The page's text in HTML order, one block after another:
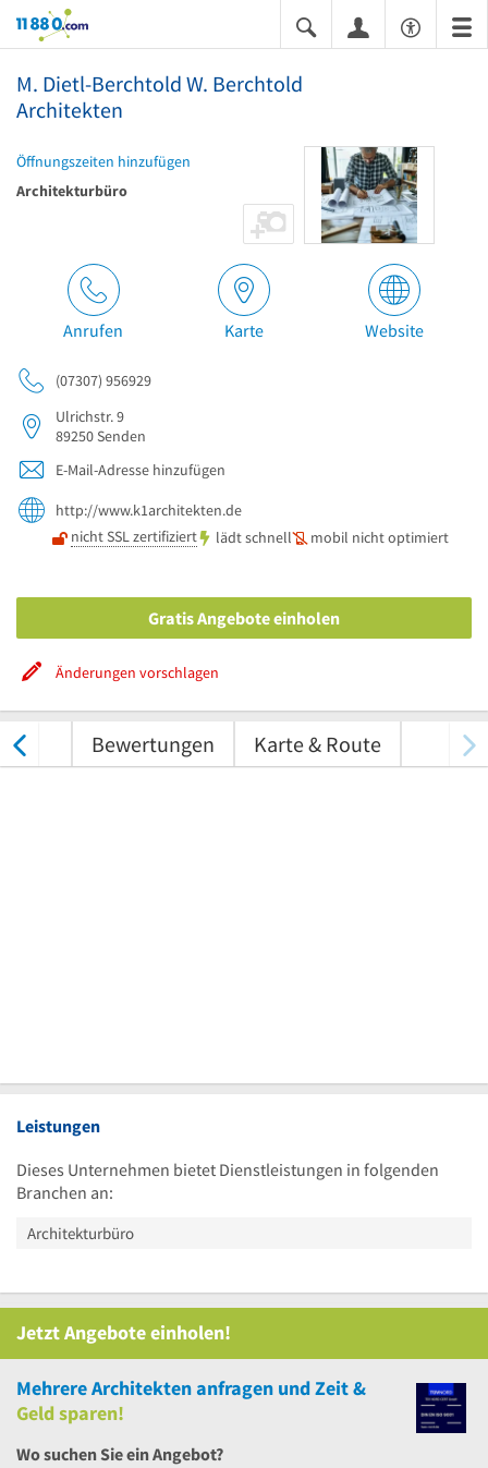
11880.com
M. Dietl-Berchtold W. Berchtold
Architekten
Öffnungszeiten hinzufügen
Architekturbüro
Anrufen Karte Website
(07307) 956929
Ulrichstr. 9
89250Senden
E-Mail-Adresse hinzufügen
http://www.k1architekten.de
nicht SSL zertifiziert
lädt schnell mobil nicht optimiert
Gratis Angebote einholen
Änderungen vorschlagen
Bewertungen Karte & Route
Leistungen
Dieses Unternehmen bietet Dienstleistungen in folgenden
Branchen an:
Architekturbüro
Jetzt Angebote einholen!
MehrereArchitekten anfragen und Zeit &
Geld sparen!
Wo suchen Sie ein Angebot?